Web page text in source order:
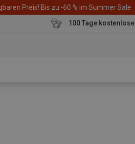
Preis! Bis zu -60 % im Summer Sale
100 Tage